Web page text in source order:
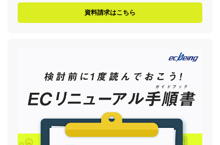
資料請求はこちら